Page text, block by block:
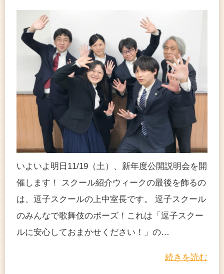
いよいよ明日11/19（土）、新年度公開説明会を開
催します！ スクール紹介ウィークの最後を飾るの
は、逗子スクールの上中室長です。 逗子スクール
のみんなで歌舞伎のポーズ！これは「逗子スクー
ルに安心しておまかせください！」の…
続きを読む